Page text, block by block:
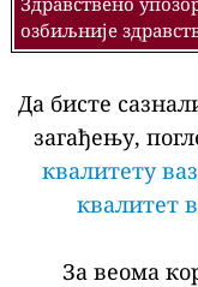
озбиљније
Да бисте
загађењу,
квалитету
квалитет
За веома